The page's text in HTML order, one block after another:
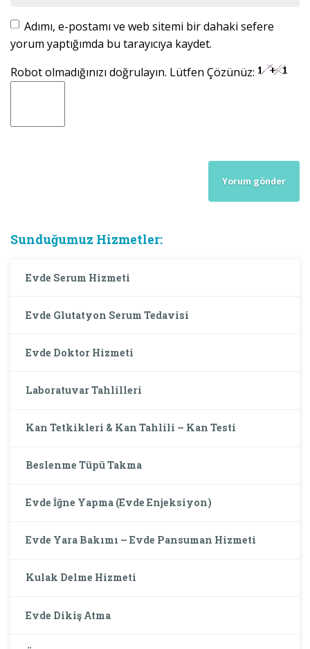
Adımı, e-postamı ve web sitemi bir dahaki sefere
yorum yaptığımda bu tarayıcıya kaydet.
Robot olmadığınızı doğrulayın. Lütfen Çözünüz:
Sunduğumuz Hizmetler:
Evde Serum Hizmeti
Evde Glutatyon Serum Tedavisi
Evde Doktor Hizmeti
Laboratuvar Tahlilleri
Kan Tetkikleri & Kan Tahlili – Kan Testi
Beslenme Tüpü Takma
Evde İğne Yapma (Evde Enjeksiyon)
Evde Yara Bakımı – Evde Pansuman Hizmeti
Kulak Delme Hizmeti
Evde Dikiş Atma